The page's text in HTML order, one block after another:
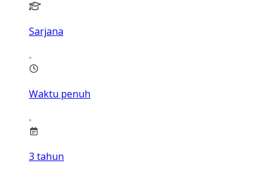
Sarjana
Waktu penuh
3 tahun